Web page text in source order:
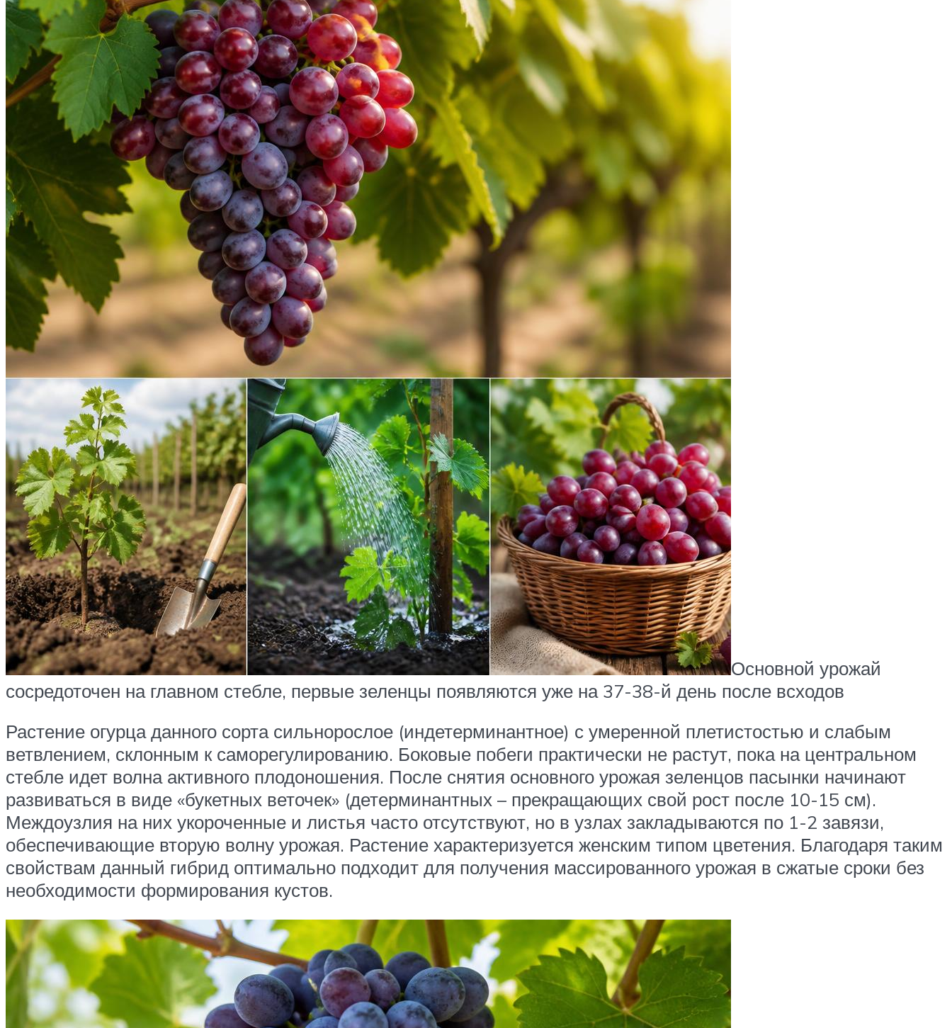
Основной урожай
сосредоточен на главном стебле, первые зеленцы появляются уже на 37-38-й день после всходов
Растение огурца данного сорта сильнорослое (индетерминантное) с умеренной плетистостью и слабым
ветвлением, склонным к саморегулированию. Боковые побеги практически не растут, пока на центральном
стебле идет волна активного плодоношения. После снятия основного урожая зеленцов пасынки начинают
развиваться в виде «букетных веточек» (детерминантных – прекращающих свой рост после 10-15 см).
Междоузлия на них укороченные и листья часто отсутствуют, но в узлах закладываются по 1-2 завязи,
обеспечивающие вторую волну урожая. Растение характеризуется женским типом цветения. Благодаря таким
свойствам данный гибрид оптимально подходит для получения массированного урожая в сжатые сроки без
необходимости формирования кустов.